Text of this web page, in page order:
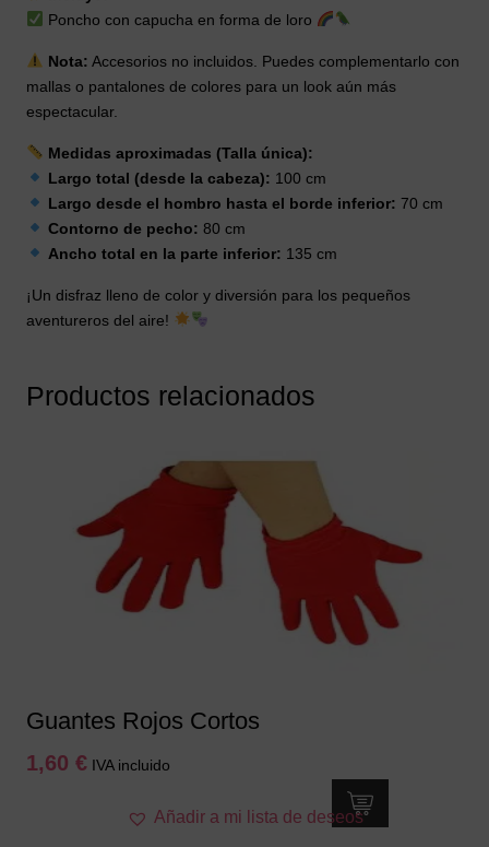
Poncho con capucha en forma de loro
Nota: Accesorios no incluidos. Puedes complementarlo con
mallas o pantalones de colores para un look aún más
espectacular.
Medidas aproximadas (Talla única):
Largo total (desde la cabeza): 100 cm
Largo desde el hombro hasta el borde inferior: 70 cm
Contorno de pecho: 80 cm
Ancho total en la parte inferior: 135 cm
¡Un disfraz lleno de color y diversión para los pequeños
aventureros del aire!
Productos relacionados
Guantes Rojos Cortos
1,60 € IVA incluido
Añadir a mi lista de deseos